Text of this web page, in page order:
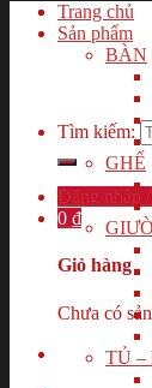
Tìm kiếm:
Đăng nhập
0 ₫
Giỏ hàng
Chưa có
Trang chủ
Sản phẩm
BÀN
GHẾ
TỦ –